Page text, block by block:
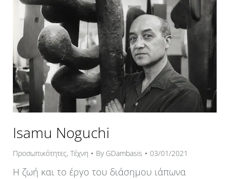
Isamu Noguchi
Προσωπικότητες, Τέχνη By GDambasis 03/01/2021
Η ζωή και το έργο του διάσημου ιάπωνα